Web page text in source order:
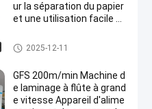
ur la séparation du papier
et une utilisation facile da
rie
Machine à grande vitesse Lign
e de contre-collage
2025-12-11
GFS 200m/min Machine d
e laminage à flûte à grand
e vitesse Appareil d'alime